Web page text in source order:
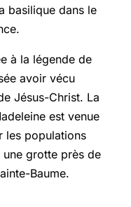
basilique dans le
à la légende de
avoir vécu
Jésus-Christ. La
est venue
les populations
une grotte près de
Baume.